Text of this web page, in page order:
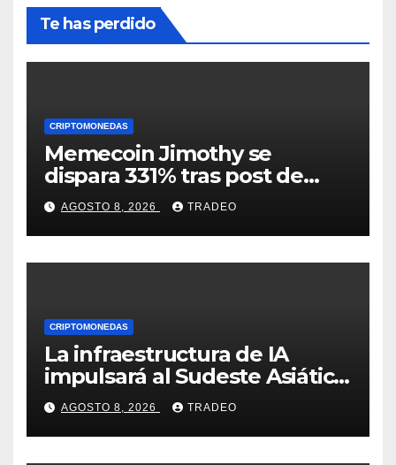
Te has perdido
CRIPTOMONEDAS
Memecoin Jimothy se
dispara 331% tras post de
Elon Musk sobre un
mapache
AGOSTO 8, 2026 TRADEO
CRIPTOMONEDAS
La infraestructura de IA
impulsará al Sudeste Asiático,
destaca United Overseas
Bank
AGOSTO 8, 2026 TRADEO